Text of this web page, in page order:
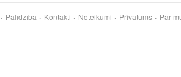
Palīdzība Kontakti Noteikumi Privātums Par